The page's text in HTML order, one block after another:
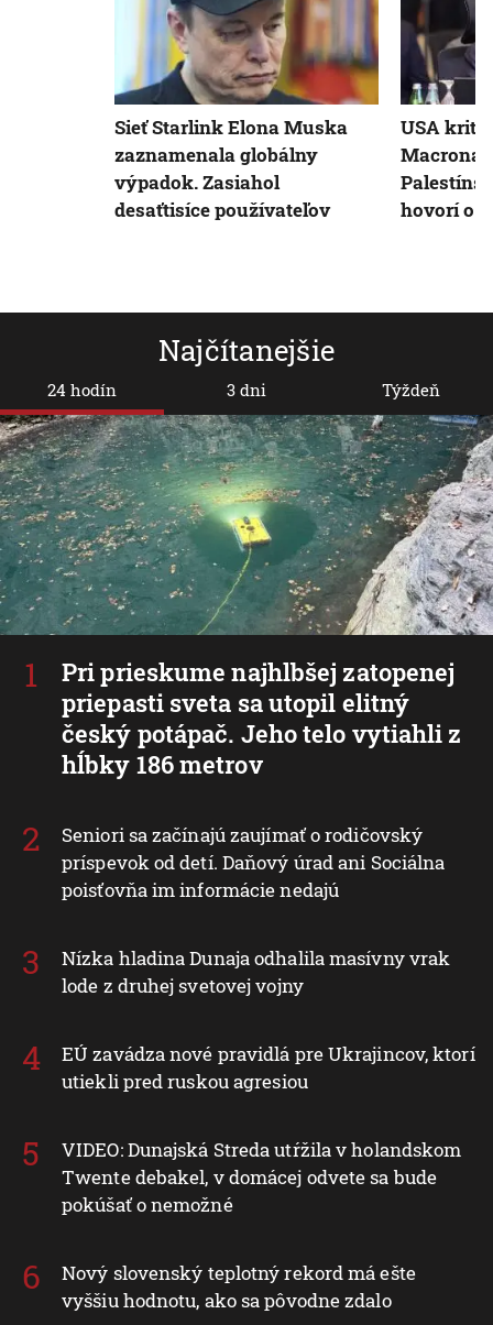
Najčítanejšie
24 hodín
Pri prieskume najhlbšej zatopenej
priepasti sveta sa utopil elitný
český potápač. Jeho telo vytiahli z
hĺbky 186 metrov
Seniori sa začínajú zaujímať o rodičovský
príspevok od detí. Daňový úrad ani Sociálna
poisťovňa im informácie nedajú
Nízka hladina Dunaja odhalila masívny vrak
lode z druhej svetovej vojny
EÚ zavádza nové pravidlá pre Ukrajincov, ktorí
utiekli pred ruskou agresiou
VIDEO: Dunajská Streda utŕžila v holandskom
Twente debakel, v domácej odvete sa bude
pokúšať o nemožné
Nový slovenský teplotný rekord má ešte
vyššiu hodnotu, ako sa pôvodne zdalo
3 dni Týždeň
Sieť Starlink Elona Muska
zaznamenala globálny
výpadok. Zasiahol
desaťtisíce používateľov
USA
Macrona
hovorí o